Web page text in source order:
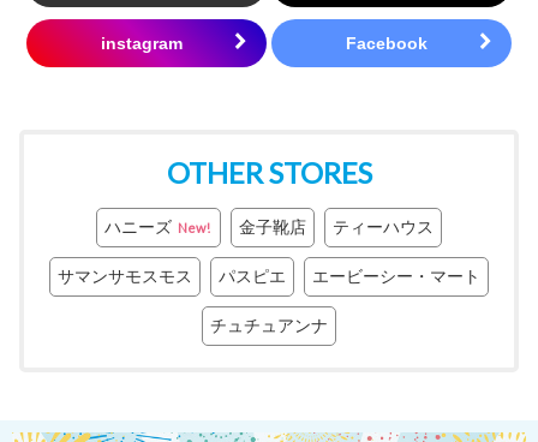
OTHER STORES
ハニーズ New! 金子靴店 ティーハウス
サマンサモスモス パスピエ エービーシー・マート
チュチュアンナ